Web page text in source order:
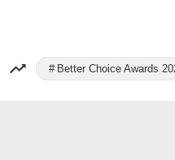
Better Choice Awards